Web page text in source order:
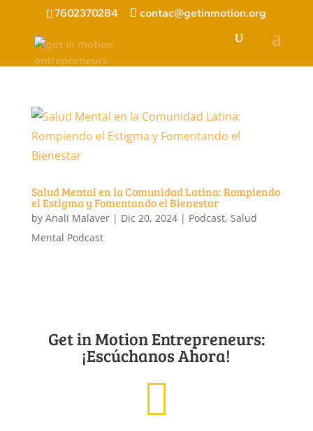
7602370284 contac@getinmotion.org
Salud Mental en la Comunidad Latina: Rompiendo
el Estigma y Fomentando el Bienestar
by Anali Malaver| Dic 20, 2024| Podcast, Salud
Mental Podcast
Get in Motion Entrepreneurs:
¡Escúchanos Ahora!